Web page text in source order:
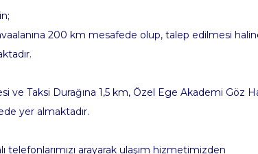
200 km mesafede olup, talep edilmesi
ve Taksi Durağına 1,5 km, Özel Ege Akademi Göz
yer almaktadır.
telefonlarımızı arayarak ulaşım hizmetimizden